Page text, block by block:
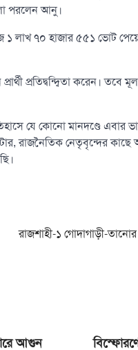
পরলেন আনু।
লাখ ৭০ হাজার ৫৫১ ভোট
প্রতিদ্বন্দ্বিতা করেন। তবে
যে কোনো মানদণ্ডে এবার
রাজনৈতিক নেতৃবৃন্দের
রাজশাহী-১ গোদাগাড়ী-তানোর
আগুন